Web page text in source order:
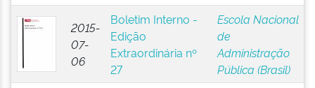
2015-
07-
06
Boletim Interno -
Edição
Extraordinária nº
27
Escola Nacional
de
Administração
Pública (Brasil)